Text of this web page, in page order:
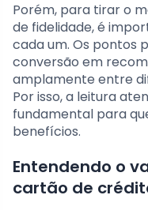
Porém, para tirar o
de fidelidade, é
cada um. Os pontos
conversão em
amplamente entre
Por isso, a leitura
fundamental para
benefícios.
Entendendo o
cartão de